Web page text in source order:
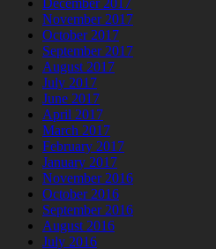
December 2017
November 2017
October 2017
September 2017
August 2017
July 2017
June 2017
April 2017
March 2017
February 2017
January 2017
November 2016
October 2016
September 2016
August 2016
July 2016